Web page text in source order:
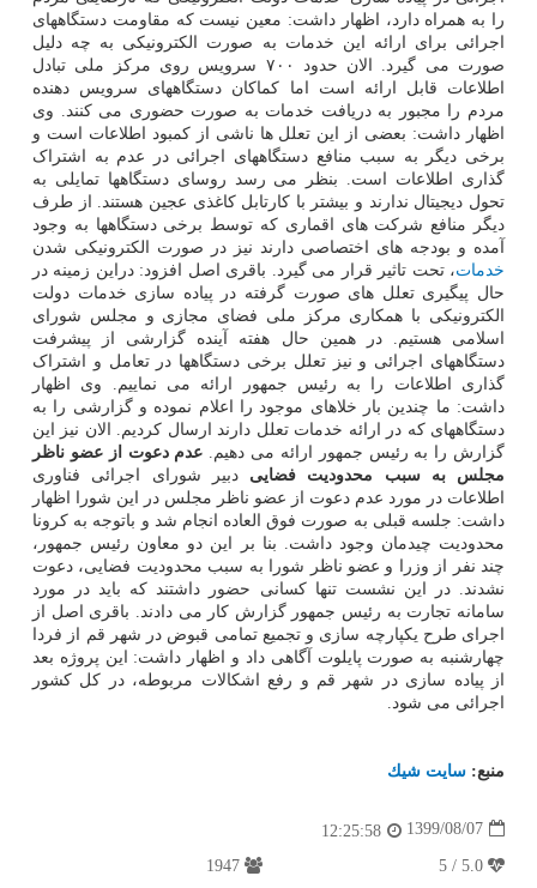
را به همراه دارد، اظهار داشت: معین نیست که مقاومت دستگاههای
اجرائی برای ارائه این خدمات به صورت الکترونیکی به چه دلیل
صورت می گیرد. الان حدود ۷۰۰ سرویس روی مرکز ملی تبادل
اطلاعات قابل ارائه است اما کماکان دستگاههای سرویس دهنده
مردم را مجبور به دریافت خدمات به صورت حضوری می کنند. وی
اظهار داشت: بعضی از این تعلل ها ناشی از کمبود اطلاعات است و
برخی دیگر به سبب منافع دستگاههای اجرائی در عدم به اشتراک
گذاری اطلاعات است. بنظر می رسد روسای دستگاهها تمایلی به
تحول دیجیتال ندارند و بیشتر با کارتابل کاغذی عجین هستند. از طرف
دیگر منافع شرکت های اقماری که توسط برخی دستگاهها به وجود
آمده و بودجه های اختصاصی دارند نیز در صورت الکترونیکی شدن
خدمات، تحت تاثیر قرار می گیرد. باقری اصل افزود: دراین زمینه در
حال پیگیری تعلل های صورت گرفته در پیاده سازی خدمات دولت
الکترونیکی با همکاری مرکز ملی فضای مجازی و مجلس شورای
اسلامی هستیم. در همین حال هفته آینده گزارشی از پیشرفت
دستگاههای اجرائی و نیز تعلل برخی دستگاهها در تعامل و اشتراک
گذاری اطلاعات را به رئیس جمهور ارائه می نماییم. وی اظهار
داشت: ما چندین بار خلاهای موجود را اعلام نموده و گزارشی را به
دستگاههای که در ارائه خدمات تعلل دارند ارسال کردیم. الان نیز این
گزارش را به رئیس جمهور ارائه می دهیم. عدم دعوت از عضو ناظر
مجلس به سبب محدودیت فضایی دبیر شورای اجرائی فناوری
اطلاعات در مورد عدم دعوت از عضو ناظر مجلس در این شورا اظهار
داشت: جلسه قبلی به صورت فوق العاده انجام شد و باتوجه به کرونا
محدودیت چیدمان وجود داشت. بنا بر این دو معاون رئیس جمهور،
چند نفر از وزرا و عضو ناظر شورا به سبب محدودیت فضایی، دعوت
نشدند. در این نشست تنها کسانی حضور داشتند که باید در مورد
سامانه تجارت به رئیس جمهور گزارش کار می دادند. باقری اصل از
اجرای طرح یکپارچه سازی و تجمیع تمامی قبوض در شهر قم از فردا
چهارشنبه به صورت پایلوت آگاهی داد و اظهار داشت: این پروژه بعد
از پیاده سازی در شهر قم و رفع اشکالات مربوطه، در کل کشور
اجرائی می شود.
منبع: سایت شیك
1399/08/07
12:25:58